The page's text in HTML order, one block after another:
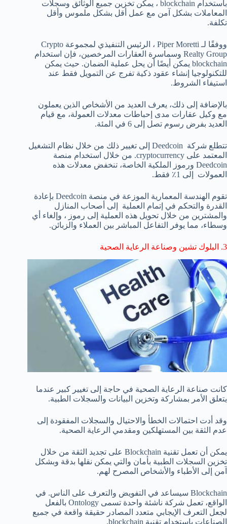
باستخدام blockchain ، يمكن تخزين جميع الوثائق وسجلات
المعاملات بشكل آمن مع عمل أقل بشكل ملموس وأقل
تكلفة.
ووفقًا لـ Piper Moretti ، الرئيس التنفيذي لمجموعة Crypto
Realty Group وسماسرة العقارات المرخصين، فإن استخدام
blockchain يمكن أيضًا أن يحل عملية الضمان. حيث يمكن
للتكنولوجيا إنشاء عقود ذكية تفرج عن التمويل فقط عند
استيفاء الشروط.
بالإضافة إلى ذلك، يعرف العديد من الأشخاص الذين يعملون
مع وكيل عقارات مدى إحباطات معدلات العمولة، مع قيام
العديد بفرض رسوم تصل إلى 6 في المئة.
تتطلع شركة Deedcoin إلى تغيير ذلك من خلال نظام التشغيل
المعتمد على cryptocurrency. من خلال استخدام منصة
Deedcoin ورموز الملكية الخاصة، تنخفض معدلات هذه
العمولات إلى 1٪ فقط.
تقوم الهندسة المعمارية الموزعة في منصة Deedcoin بإعادة
القدرة والتحكم في إتمام العملية إلى أصحاب المنازل
والمشترين من خلال تحويل هذه العملية إلى رموز ، وإلغاء أي
وسطاء، مما يوفر التفاعل المباشر بين العملاء والزبائن.
3. البلوك تشين وصناعة الرعاية الصحية
كانت صناعة الرعاية الصحية في حاجة إلى تغيير كبير عندما
يتعلق الأمر بمشاركة وتخزين البيانات والسجلات الطبية.
وقد أدت احتمالات الخطأ والاحتيال والسجلات المفقودة إلى
عدم الثقة بين المستهلكين ومقدمي الرعاية الصحية.
يمكن أن تعمل تقنية Blockchain على تجديد الثقة من خلال
تخزين السجلات الطبية بأمان والتي يمكن نقلها بدقة وبشكل
آمن إلى الأطباء والأشخاص المصرح لهم.
Blockchain سيساعد في التفويض والتعرف على الناس. في
الواقع، تعمل شركة ناشئة واحدة تسمى Ontology بالفعل
لجعل التعرف الإيجابي متعدد المصادر حقيقة واقعة في جميع
الصناعات باستخدام تقنية blockchain.